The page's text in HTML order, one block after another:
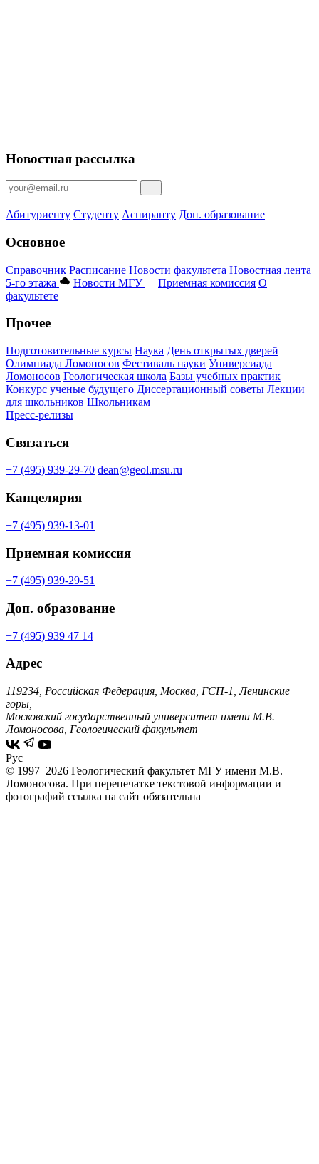
Новостная рассылка
Абитуриенту Студенту Аспиранту Доп. образование
Основное
Справочник Расписание Новости факультета Новостная лента
5-го этажа
Новости МГУ Приемная комиссия О
факультете
Прочее
Подготовительные курсы Наука День открытых дверей
Олимпиада Ломоносов Фестиваль науки Универсиада
Ломоносов Геологическая школа Базы учебных практик
Конкурс ученые будущего Диссертационный советы Лекции
для школьников Школьникам
Пресс-релизы
Связаться
+7 (495) 939-29-70 dean@geol.msu.ru
Канцелярия
+7 (495) 939-13-01
Приемная комиссия
+7 (495) 939-29-51
Доп. образование
+7 (495) 939 47 14
Адрес
119234, Российская Федерация, Москва, ГСП-1, Ленинские
горы,
Московский государственный университет имени М.В.
Ломоносова, Геологический факультет
Рус
© 1997–2026 Геологический факультет МГУ имени М.В.
Ломоносова. При перепечатке текстовой информации и
фотографий ссылка на сайт обязательна